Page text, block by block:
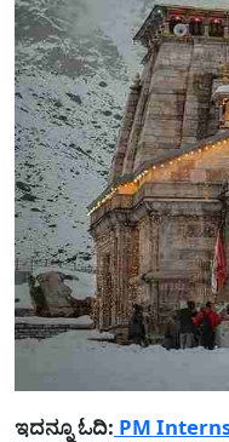
ಇದನ್ನೂ ಓದಿ: PM